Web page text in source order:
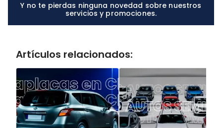
Y no te pierdas ninguna novedad sobre nuestros
servicios y promociones.
Artículos relacionados: